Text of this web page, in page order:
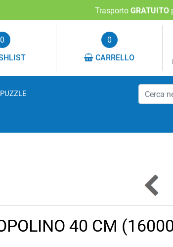
Trasporto GRATUITO
0
0
CARRELLO
PUZZLE
40 CM